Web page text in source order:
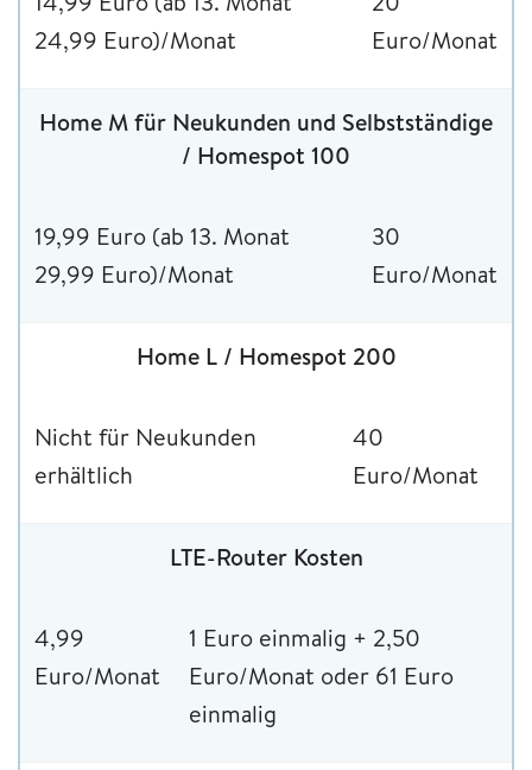
24,99 Euro)/Monat
Euro/Monat
Home M für Neukunden und Selbstständige
/ Homespot 100
19,99 Euro (ab 13. Monat
29,99 Euro)/Monat
30
Euro/Monat
Home L / Homespot 200
Nicht für Neukunden
erhältlich
40
Euro/Monat
LTE-Router Kosten
4,99
Euro/Monat
1 Euro einmalig + 2,50
Euro/Monat oder 61 Euro
einmalig